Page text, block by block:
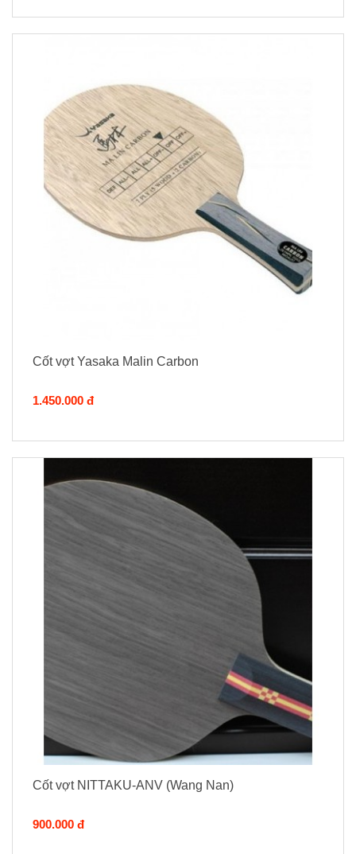
Cốt vợt Yasaka Malin Carbon
1.450.000 đ
Cốt vợt NITTAKU-ANV (Wang Nan)
900.000 đ